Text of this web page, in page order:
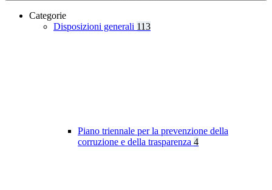
Categorie
Disposizioni generali 113
Piano triennale per la prevenzione della
corruzione e della trasparenza 4